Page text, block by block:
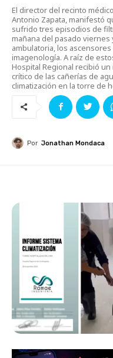
El director del recinto
Antonio Zapata, manifestó
sufrido tres episodios de
mañana del pasado
ambulatoria, los
imagenología. A raíz de
Hospital Regional recibió
crítico de las cañerías de
climatización en la torre de
Por Jonathan Mondaca